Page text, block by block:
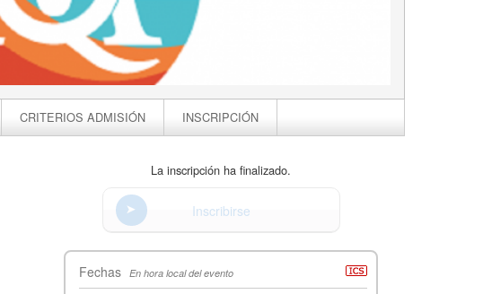
CRITERIOS ADMISIÓN INSCRIPCIÓN
La inscripción ha finalizado.
Inscribirse
Fechas En hora local del evento